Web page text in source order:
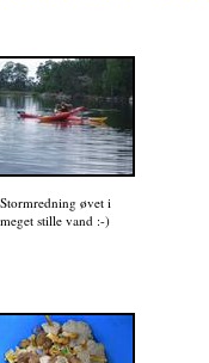
Stormredning øvet i
meget stille vand :-)